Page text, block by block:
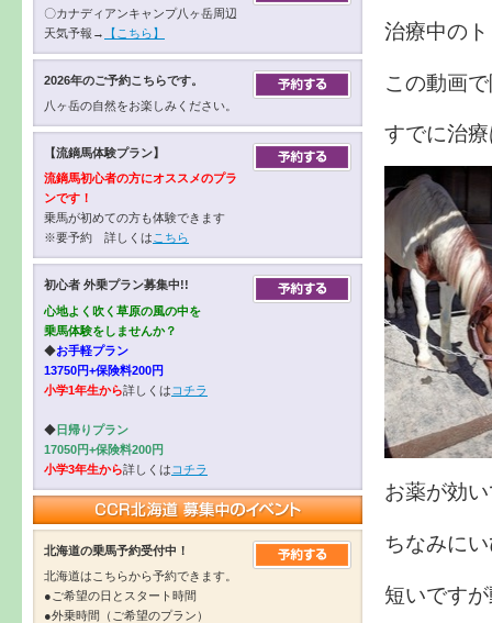
治療中の
この動画
すでに治
お薬が効
ちなみに
短いです
〇カナディアンキャンプ八ヶ岳周辺
天気予報→
【こちら】
2026年のご予約こちらです。
八ヶ岳の自然をお楽しみください。
【流鏑馬体験プラン】
流鏑馬初心者の方にオススメのプラ
ンです！
乗馬が初めての方も体験できます
※要予約 詳しくは こちら
初心者 外乗プラン募集中!!
心地よく吹く草原の風の中を
乗馬体験をしませんか？
◆お手軽プラン
13750円+保険料200円
小学1年生から詳しくは コチラ
◆日帰りプラン
17050円+保険料200円
小学3年生から詳しくは コチラ
北海道の乗馬予約受付中！
北海道はこちらから予約できます。
●ご希望の日とスタート時間
●外乗時間（ご希望のプラン）